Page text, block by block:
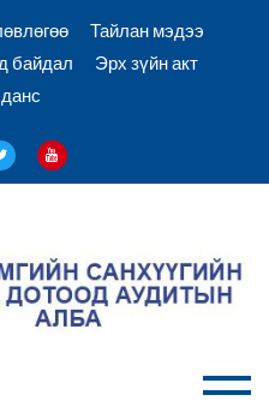
Тайлан мэдээ
байдал
Эрх зүйн акт